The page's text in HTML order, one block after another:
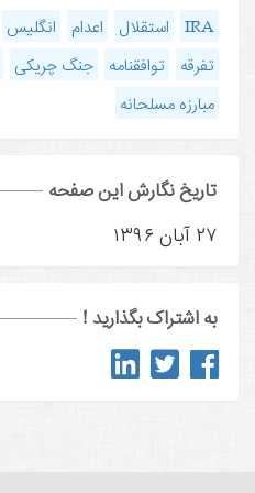
IRA استقلال اعدام انگلیس
تفرقه
توافقنامه جنگ چریکی
مبارزه مسلحانه
تاریخ نگارش این صفحه
۲۷ آبان ۱۳۹۶
به اشتراک بگذارید !